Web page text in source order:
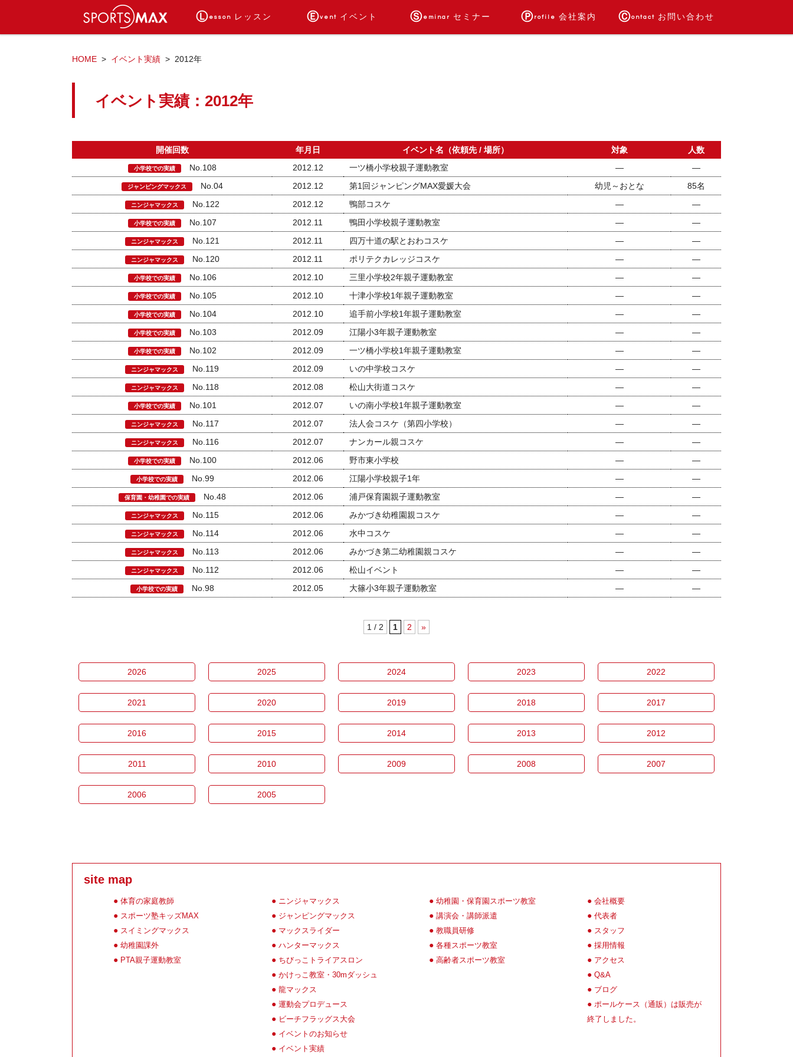
Ⓛ esson レッスン Ⓔvent イベント Ⓢ eminar セミナー Ⓟ rofile 会社案内 Ⓒontact お問い合わせ
HOME イベント実績 2012年
イベント実績：2012年
開催回数 年月日 イベント名（依頼先 / 場所） 対象 人数
小学校での実績 No.108 2012.12 一ツ橋小学校親子運動教室 ― ―
ジャンピングマックス No.04 2012.12 第1回ジャンピングMAX愛媛大会 幼児～おとな 85名
ニンジャマックス No.122 2012.12 鴨部コスケ ― ―
小学校での実績 No.107 2012.11 鴨田小学校親子運動教室 ― ―
ニンジャマックス No.121 2012.11 四万十道の駅とおわコスケ ― ―
ニンジャマックス No.120 2012.11 ポリテクカレッジコスケ ― ―
小学校での実績 No.106 2012.10 三里小学校2年親子運動教室 ― ―
小学校での実績 No.105 2012.10 十津小学校1年親子運動教室 ― ―
小学校での実績 No.104 2012.10 追手前小学校1年親子運動教室 ― ―
小学校での実績 No.103 2012.09 江陽小3年親子運動教室 ― ―
小学校での実績 No.102 2012.09 一ツ橋小学校1年親子運動教室 ― ―
ニンジャマックス No.119 2012.09 いの中学校コスケ ― ―
ニンジャマックス No.118 2012.08 松山大街道コスケ ― ―
小学校での実績 No.101 2012.07 いの南小学校1年親子運動教室 ― ―
ニンジャマックス No.117 2012.07 法人会コスケ（第四小学校） ― ―
ニンジャマックス No.116 2012.07 ナンカール親コスケ ― ―
小学校での実績 No.100 2012.06 野市東小学校 ― ―
小学校での実績 No.99 2012.06 江陽小学校親子1年 ― ―
保育園・幼稚園での実績 No.48 2012.06 浦戸保育園親子運動教室 ― ―
ニンジャマックス No.115 2012.06 みかづき幼稚園親コスケ ― ―
ニンジャマックス No.114 2012.06 水中コスケ ― ―
ニンジャマックス No.113 2012.06 みかづき第二幼稚園親コスケ ― ―
ニンジャマックス No.112 2012.06 松山イベント ― ―
小学校での実績 No.98 2012.05 大篠小3年親子運動教室 ― ―
1 / 2 1 2 »
2026 2025 2024 2023 2022
2021 2020 2019 2018 2017
2016 2015 2014 2013 2012
2011 2010 2009 2008 2007
2006 2005
site map
体育の家庭教師
スポーツ塾キッズMAX
スイミングマックス
幼稚園課外
PTA親子運動教室
ニンジャマックス
ジャンピングマックス
マックスライダー
ハンターマックス
ちびっこトライアスロン
かけっこ教室・30mダッシュ
龍マックス
運動会プロデュース
ビーチフラッグス大会
イベントのお知らせ
イベント実績
幼稚園・保育園スポーツ教室
講演会・講師派遣
教職員研修
各種スポーツ教室
高齢者スポーツ教室
会社概要
代表者
スタッフ
採用情報
アクセス
Q&A
ブログ
ポールケース（通販）は販売が
終了しました。